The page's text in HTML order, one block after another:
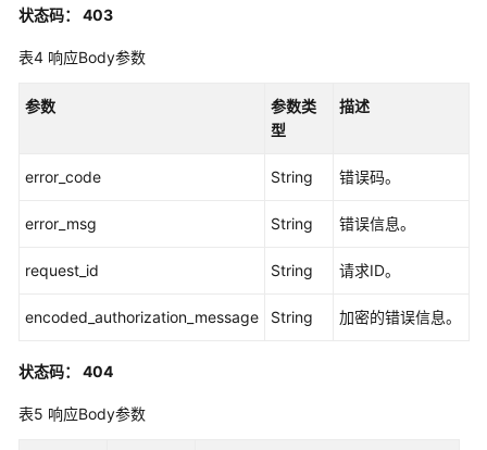
签
理
序
理
应
程
分
管
状态码： 403
表4 响应Body参数
参数
参数类
型
描述
error_code String 错误码。
error_msg String 错误信息。
request_id String 请求ID。
encoded_authorization_message String 加密的错误信息。
状态码： 404
表5 响应Body参数